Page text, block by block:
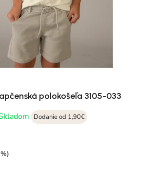
polokošeľa 3105-033
Dodanie od 1,90€